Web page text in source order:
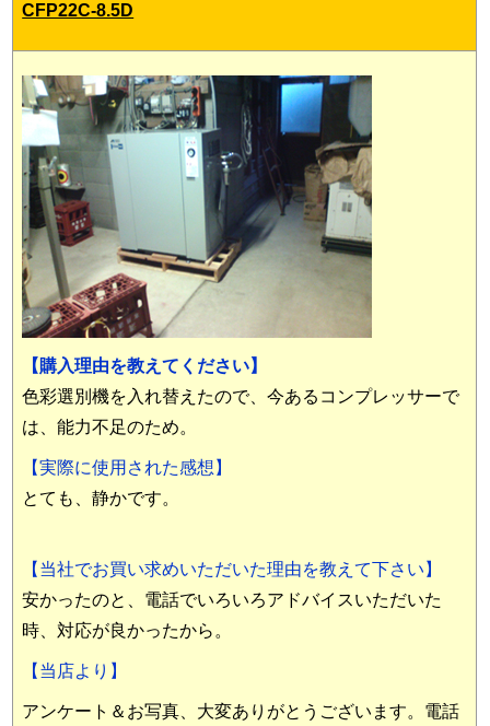
CFP22C-8.5D
【購入理由を教えてください】
色彩選別機を入れ替えたので、今あるコンプレッサーで
は、能力不足のため。
【実際に使用された感想】
とても、静かです。
【当社でお買い求めいただいた理由を教えて下さい】
安かったのと、電話でいろいろアドバイスいただいた
時、対応が良かったから。
【当店より】
アンケート＆お写真、大変ありがとうございます。電話